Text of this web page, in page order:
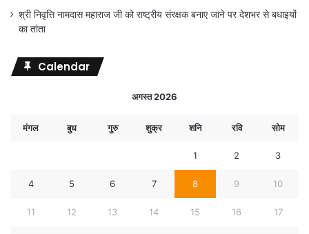
श्री निवृत्ति नामदास महाराज जी को राष्ट्रीय संरक्षक बनाए जाने पर देशभर से बधाइयों
का तांता
Calendar
अगस्त 2026
मंगल बुध गुरु शुक्र शनि रवि सोम
1 2 3
4 5 6 7 8 9 10
11 12 13 14 15 16 17